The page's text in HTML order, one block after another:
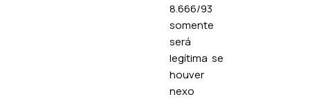
8.666/93
somente
será
legítima se
houver
nexo